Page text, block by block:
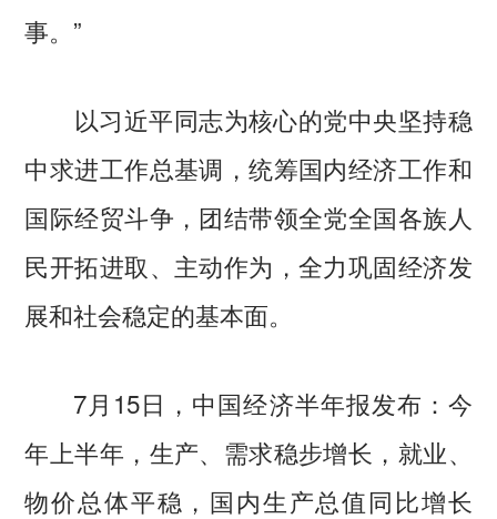
事。”
以习近平同志为核心的党中央坚持稳
中求进工作总基调，统筹国内经济工作和
国际经贸斗争，团结带领全党全国各族人
民开拓进取、主动作为，全力巩固经济发
展和社会稳定的基本面。
7月15日，中国经济半年报发布：今
年上半年，生产、需求稳步增长，就业、
物价总体平稳，国内生产总值同比增长